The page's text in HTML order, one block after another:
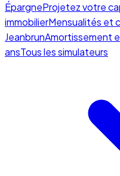
ÉpargneProjetez votre
immobilierMensualités et
JeanbrunAmortissement
ansTous les simulateurs